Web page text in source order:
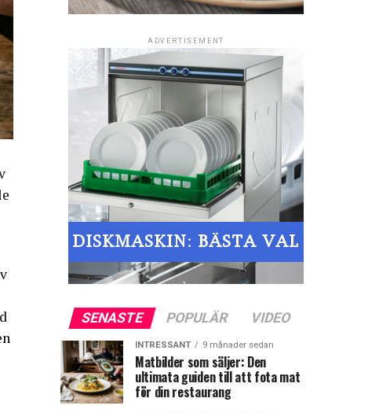
ADVERTISEMENT
SENASTE POPULÄR VIDEO
INTRESSANT 9 månader sedan
Matbilder som säljer: Den
ultimata guiden till att fota mat
för din restaurang